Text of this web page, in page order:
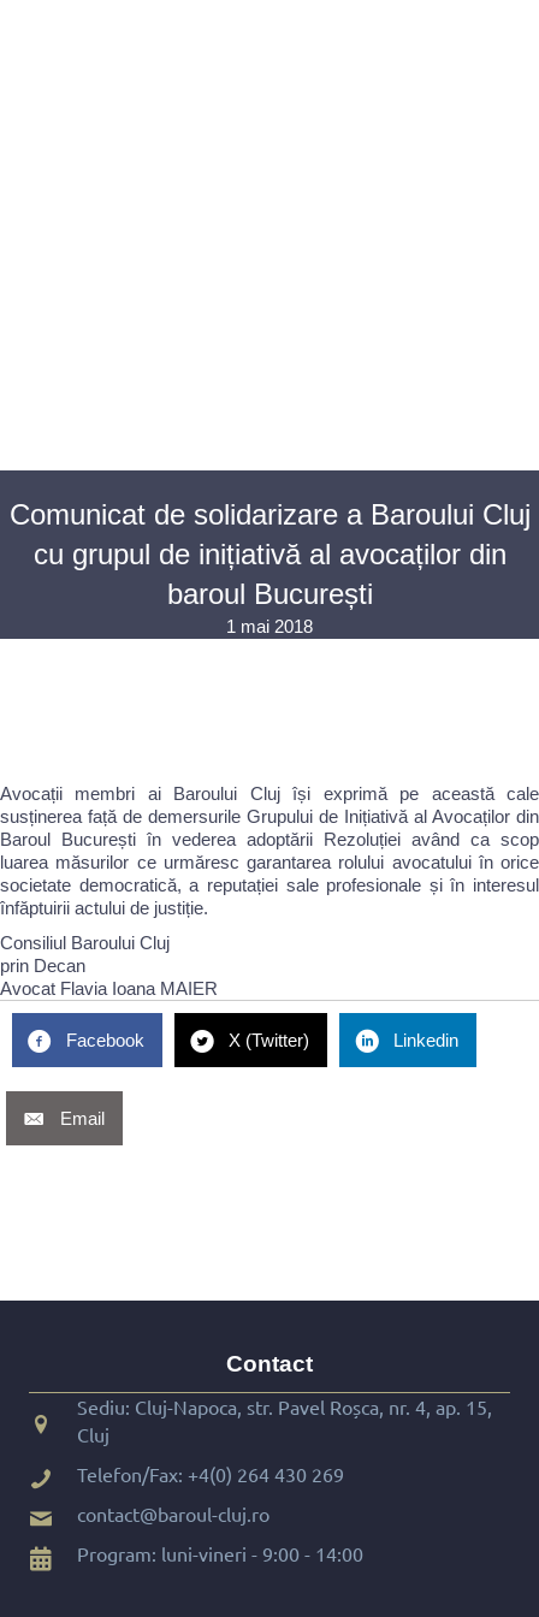
Comunicat de solidarizare a Baroului Cluj
cu grupul de inițiativă al avocaților din
baroul București
1 mai 2018
Avocații membri ai Baroului Cluj își exprimă pe această cale
susținerea față de demersurile Grupului de Inițiativă al Avocaților din
Baroul București în vederea adoptării Rezoluției având ca scop
luarea măsurilor ce urmăresc garantarea rolului avocatului în orice
societate democratică, a reputației sale profesionale și în interesul
înfăptuirii actului de justiție.
Consiliul Baroului Cluj
prin Decan
Avocat Flavia Ioana MAIER
Facebook X (Twitter) Linkedin
Email
Contact
Sediu: Cluj-Napoca, str. Pavel Roșca, nr. 4, ap. 15,
Cluj
Telefon/Fax: +4(0) 264 430 269
contact@baroul-cluj.ro
Program: luni-vineri - 9:00 - 14:00